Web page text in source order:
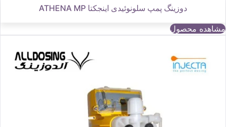
دوزینگ پمپ سلونوئیدی اینجکتا ATHENA MP
مشاهده محصول